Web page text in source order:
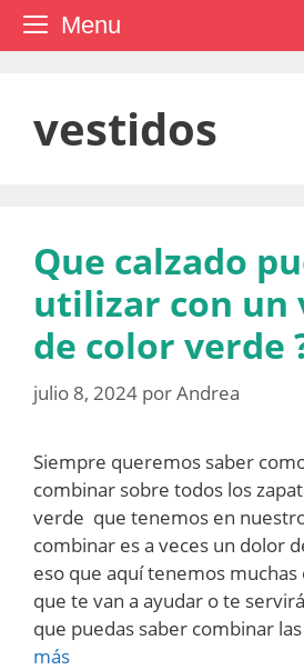
Saltar Menu
vestidos
Que calzado
utilizar con un
de color verde
julio 8, 2024 porAndrea
Siempre queremos saber
combinar sobre todos los
verde que tenemos en
combinar es a veces un dolor
eso que aquí tenemos
que te van a ayudar o te
que puedas saber combinar
más